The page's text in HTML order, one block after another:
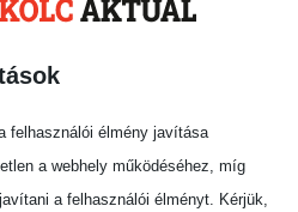
és különféle
a szervezők, hogy
ellátását.
felhasználói élmény javítása
a webhely működéséhez, míg
a felhasználói élményt. Kérjük,